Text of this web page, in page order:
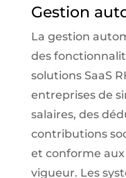
Gestion
La gestion
des
solutions SaaS
entreprises de
salaires, des
contributions
et conforme
vigueur. Les